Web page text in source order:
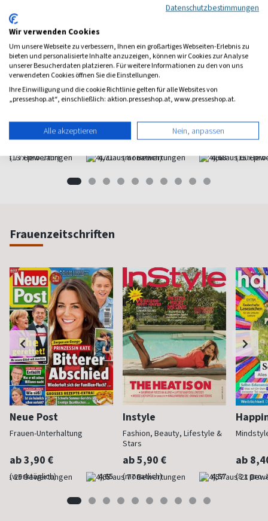
Lustiges
Comic Lesespaß ab 8
ab 9,50 €
(13 x pro Jahr) 4,71
Welt der Wunder
ab 6,10 €
(monatlich) 4,68
ab
(15 x
Frauenzeitschriften
Neue Post
Frauen-Unterhaltung
ab 3,90 €
(werktäglich) 4,65
Instyle
Fashion, Beauty, Lifestyle &
Stars
ab 5,90 €
(monatlich) 4,57
ab
(8 x pro
Datenschutzbestimmungen
Wir verwenden Cookies
Um unsere Webseite zu verbessern, Ihnen ein großartiges Webseiten-Erlebnis zu
bieten und personalisierte Inhalte anzuzeigen, können wir Cookies zur Analyse
unserer Besucherdaten platzieren. Für weitere Informationen zu den von uns
verwendeten Cookies öffnen Sie die Einstellungen.
Ihre Einwilligung und die cookie Richtlinie gelten für alle Websites von
„presseshop.at“, einschließlich: aktion.presseshop.at, www.presseshop.at.
Alle akzeptieren Nein, anpassen